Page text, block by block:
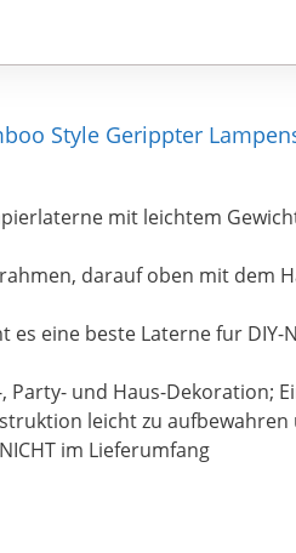
Style Gerippter
mit leichtem
darauf oben mit dem
es eine beste Laterne fur
Party- und Haus-Dekoration;
leicht zu aufbewahren
im Lieferumfang